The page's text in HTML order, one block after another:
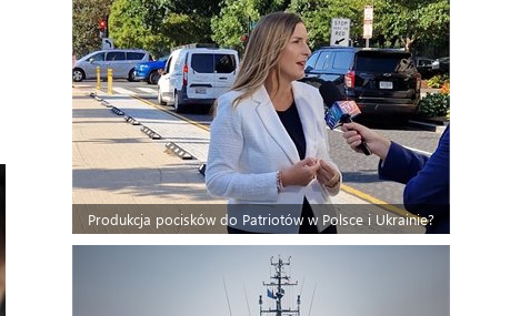
Produkcja pocisków do Patriotów w Polsce i Ukrainie?